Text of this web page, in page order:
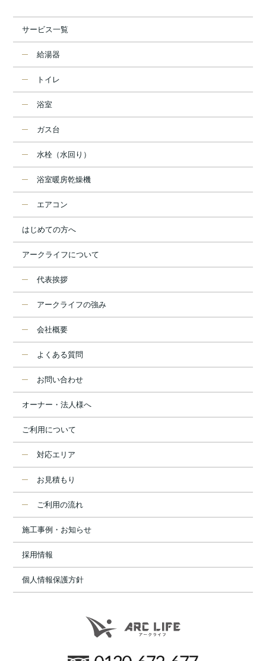
サービス一覧
給湯器
トイレ
浴室
ガス台
水栓（水回り）
浴室暖房乾燥機
エアコン
はじめての方へ
アークライフについて
代表挨拶
アークライフの強み
会社概要
よくある質問
お問い合わせ
オーナー・法人様へ
ご利用について
対応エリア
お見積もり
ご利用の流れ
施工事例・お知らせ
採用情報
個人情報保護方針